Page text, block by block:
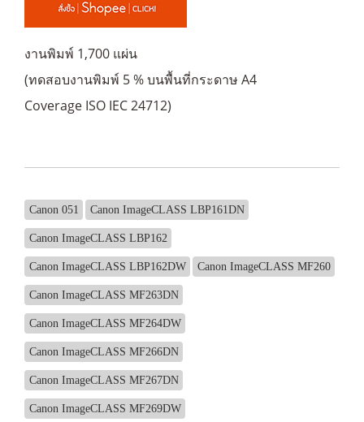
งานพิมพ์ 1,700 แผ่น
(ทดสอบงานพิมพ์ 5 % บนพื้นที่กระดาษ A4
Coverage ISO IEC 24712)
Canon 051 Canon ImageCLASS LBP161DN
Canon ImageCLASS LBP162
Canon ImageCLASS LBP162DW Canon ImageCLASS MF260
Canon ImageCLASS MF263DN
Canon ImageCLASS MF264DW
Canon ImageCLASS MF266DN
Canon ImageCLASS MF267DN
Canon ImageCLASS MF269DW